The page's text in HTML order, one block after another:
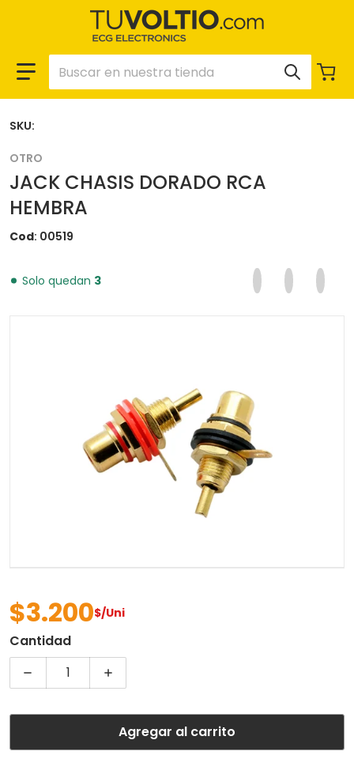
Buscar en nuestra tienda
Abrir contenido
OTRO
JACK CHASIS DORADO RCA
HEMBRA
Cod 00519
Solo quedan 3 Compartir en
Se abre en una
Twittear
Se abre
Se
$3.200$/Uni
SKU:
Cantidad
Disminuir cantidad para JACK CHASIS DORADO
Aumentar cantidad para JACK CHASIS
Agregar al carrito